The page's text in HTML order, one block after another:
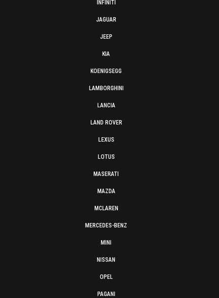
INFINITI
JAGUAR
JEEP
KIA
KOENIGSEGG
LAMBORGHINI
LANCIA
LAND ROVER
LEXUS
LOTUS
MASERATI
MAZDA
MCLAREN
MERCEDES-BENZ
MINI
NISSAN
OPEL
PAGANI